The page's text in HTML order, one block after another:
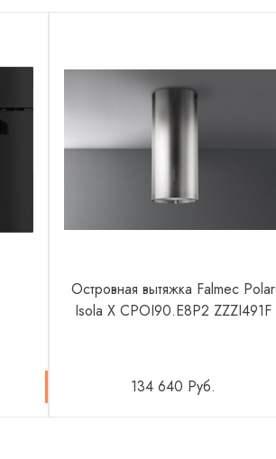
Островная вытяжка Falmec Polar
Isola X CPOI90.E8P2 ZZZI491F
134 640 Руб.